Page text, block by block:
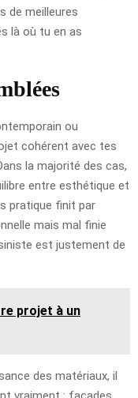
de meilleures
là où tu en as
ou
cohérent avec tes
la majorité des cas,
entre esthétique et
pratique finit par
mais mal finie
est justement de
projet à un
des matériaux, il